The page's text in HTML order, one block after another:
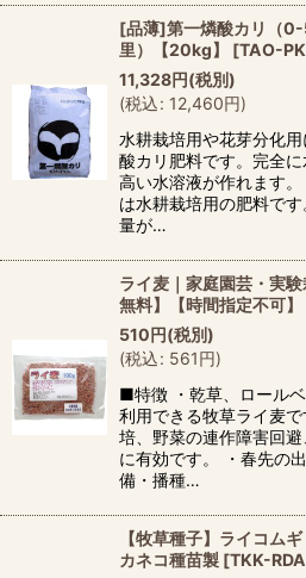
[品薄]第一燐酸カリ（
里）【20kg】
[TAO-
11,328円(税別)
(税込: 12,460円)
水耕栽培用や花芽分化
酸カリ肥料です。完全
高い水溶液が作れます
は水耕栽培用の肥料で
量が…
ライ麦｜家庭園芸・実
無料】【時間指定不可】
510円(税別)
(税込: 561円)
■特徴 ・乾草、ロール
利用できる牧草ライ麦
培、野菜の連作障害回
に有効です。 ・春先の
備・播種…
【牧草種子】ライコム
カネコ種苗製 [TKK-